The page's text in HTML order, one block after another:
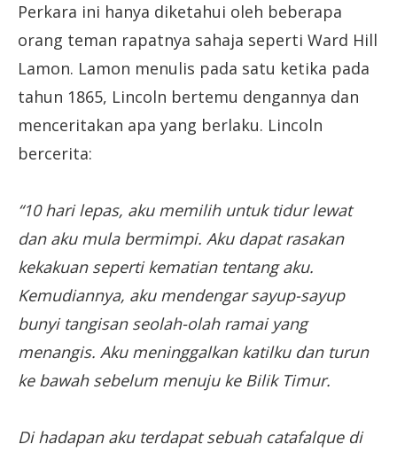
Perkara ini hanya diketahui oleh beberapa
orang teman rapatnya sahaja seperti Ward Hill
Lamon. Lamon menulis pada satu ketika pada
tahun 1865, Lincoln bertemu dengannya dan
menceritakan apa yang berlaku. Lincoln
bercerita:
“10 hari lepas, aku memilih untuk tidur lewat
dan aku mula bermimpi. Aku dapat rasakan
kekakuan seperti kematian tentang aku.
Kemudiannya, aku mendengar sayup-sayup
bunyi tangisan seolah-olah ramai yang
menangis. Aku meninggalkan katilku dan turun
ke bawah sebelum menuju ke Bilik Timur.
Di hadapan aku terdapat sebuah catafalque di